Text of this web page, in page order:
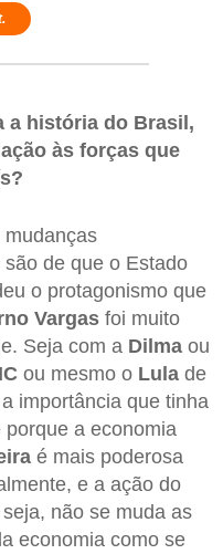
a história do Brasil,
às forças que
mudanças
de que o Estado
o protagonismo que
Vargas foi muito
Seja com a Dilma ou
ou mesmo o Lula de
importância que tinha
a economia
é mais poderosa
e a ação do
não se muda as
economia como se